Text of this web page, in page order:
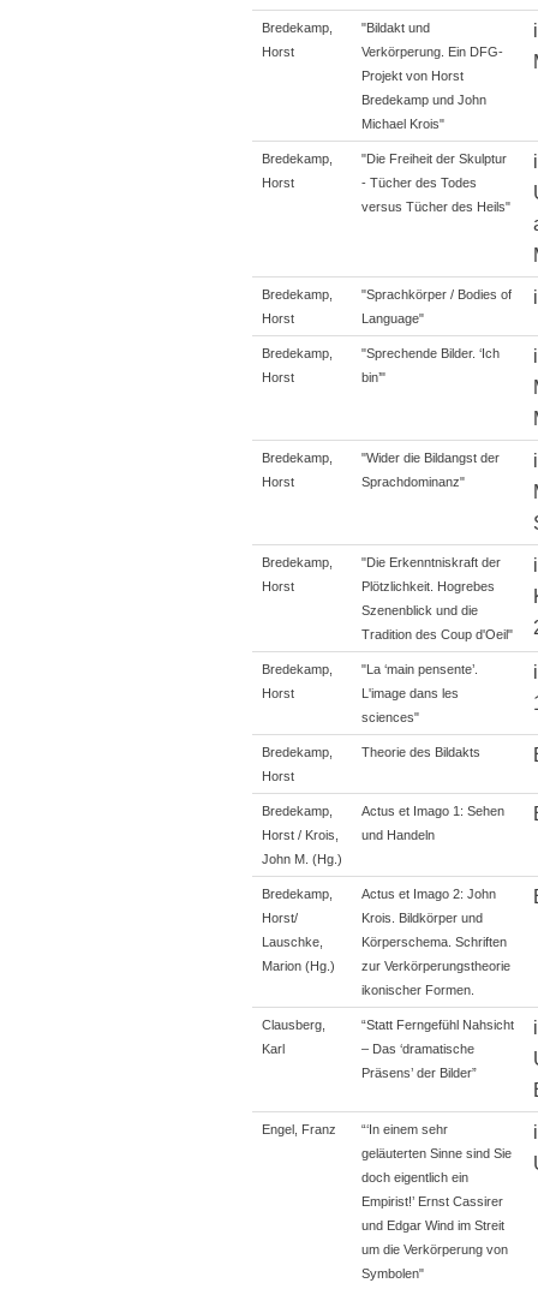
Bredekamp,
Horst
"Bildakt und
Verkörperung. Ein DFG-
Projekt von Horst
Bredekamp und John
Michael Krois"
Bredekamp,
Horst
"Die Freiheit der Skulptur
- Tücher des Todes
versus Tücher des Heils"
Bredekamp,
Horst
"Sprachkörper / Bodies of
Language"
Bredekamp,
Horst
"Sprechende Bilder. ‘Ich
bin’"
Bredekamp,
Horst
"Wider die Bildangst der
Sprachdominanz"
Bredekamp,
Horst
"Die Erkenntniskraft der
Plötzlichkeit. Hogrebes
Szenenblick und die
Tradition des Coup d'Oeil"
Bredekamp,
Horst
"La ‘main pensente’.
L'image dans les
sciences"
Bredekamp,
Horst
Theorie des Bildakts
Bredekamp,
Horst / Krois,
John M. (Hg.)
Actus et Imago 1: Sehen
und Handeln
Bredekamp,
Horst/
Lauschke,
Marion (Hg.)
Actus et Imago 2: John
Krois. Bildkörper und
Körperschema. Schriften
zur Verkörperungstheorie
ikonischer Formen.
Clausberg,
Karl
“Statt Ferngefühl Nahsicht
– Das ‘dramatische
Präsens’ der Bilder”
Engel, Franz
“‘In einem sehr
geläuterten Sinne sind Sie
doch eigentlich ein
Empirist!’ Ernst Cassirer
und Edgar Wind im Streit
um die Verkörperung von
Symbolen"